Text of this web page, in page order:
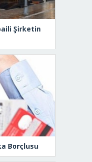
Şirketin
Borçlusu